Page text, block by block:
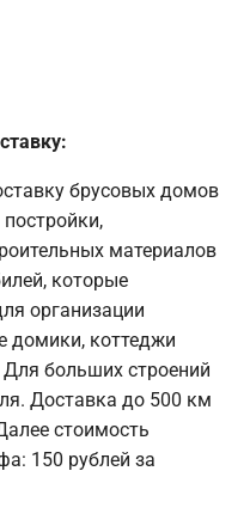
брусовых домов
материалов
которые
организации
домики, коттеджи
больших строений
Доставка до 500 км
стоимость
150 рублей за